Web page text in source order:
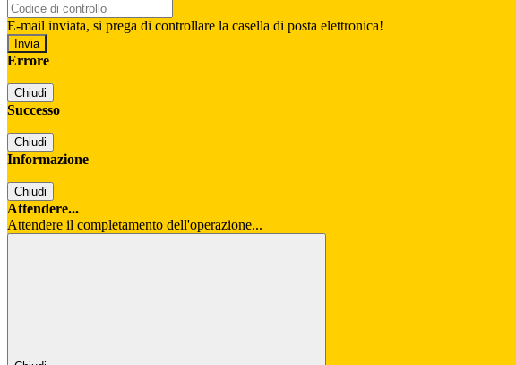
E-mail inviata, si prega di controllare la casella di posta elettronica!
Errore
Chiudi
Successo
Chiudi
Informazione
Chiudi
Attendere...
Attendere il completamento dell'operazione...